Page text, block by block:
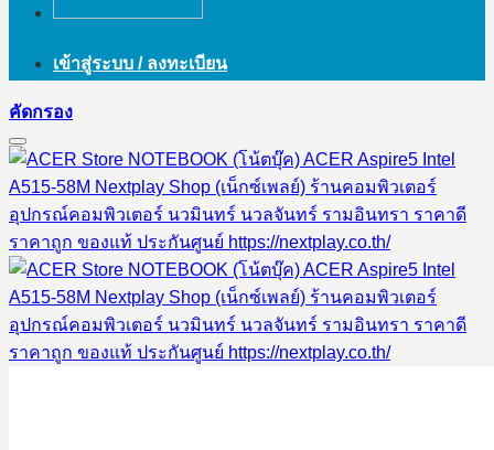
เข้าสู่ระบบ / ลงทะเบียน
คัดกรอง